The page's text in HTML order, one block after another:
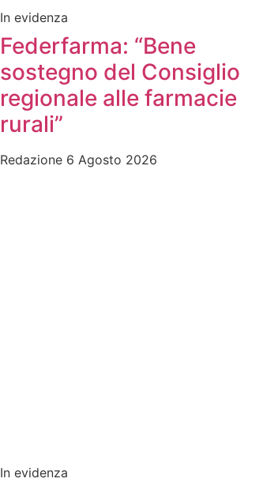
In evidenza
Federfarma: “Bene
sostegno del Consiglio
regionale alle farmacie
rurali”
Redazione 6 Agosto 2026
In evidenza